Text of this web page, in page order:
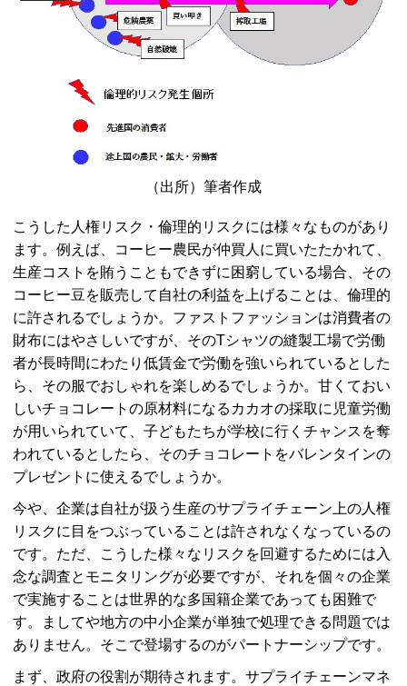
（出所）筆者作成
こうした人権リスク・倫理的リスクには様々なものがあり
ます。例えば、コーヒー農民が仲買人に買いたたかれて、
生産コストを賄うこともできずに困窮している場合、その
コーヒー豆を販売して自社の利益を上げることは、倫理的
に許されるでしょうか。ファストファッションは消費者の
財布にはやさしいですが、そのTシャツの縫製工場で労働
者が長時間にわたり低賃金で労働を強いられているとした
ら、その服でおしゃれを楽しめるでしょうか。甘くておい
しいチョコレートの原材料になるカカオの採取に児童労働
が用いられていて、子どもたちが学校に行くチャンスを奪
われているとしたら、そのチョコレートをバレンタインの
プレゼントに使えるでしょうか。
今や、企業は自社が扱う生産のサプライチェーン上の人権
リスクに目をつぶっていることは許されなくなっているの
です。ただ、こうした様々なリスクを回避するためには入
念な調査とモニタリングが必要ですが、それを個々の企業
で実施することは世界的な多国籍企業であっても困難で
す。ましてや地方の中小企業が単独で処理できる問題では
ありません。そこで登場するのがパートナーシップです。
まず、政府の役割が期待されます。サプライチェーンマネ